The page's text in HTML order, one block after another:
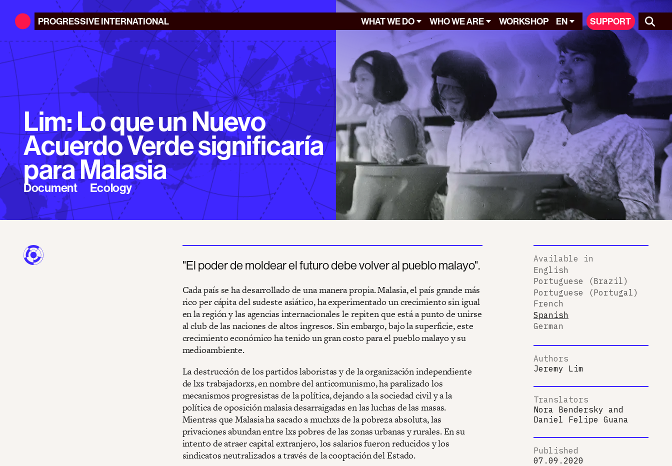
PROGRESSIVEINTERNATIONAL WHAT WE DO WHO WE ARE WORKSHOP EN SUPPORT
Lim: Lo que un Nuevo
Acuerdo Verde significaría
para Malasia
Document Ecology
"El poder de moldear el futuro debe volver al pueblo malayo".
Cada país se ha desarrollado de una manera propia. Malasia, el país grande más
rico per cápita del sudeste asiático, ha experimentado un crecimiento sin igual
en la región y las agencias internacionales le repiten que está a punto de unirse
al club de las naciones de altos ingresos. Sin embargo, bajo la superficie, este
crecimiento económico ha tenido un gran costo para el pueblo malayo y su
medioambiente.
La destrucción de los partidos laboristas y de la organización independiente
de lxs trabajadorxs, en nombre del anticomunismo, ha paralizado los
mecanismos progresistas de la política, dejando a la sociedad civil y a la
política de oposición malasia desarraigadas en las luchas de las masas.
Mientras que Malasia ha sacado a muchxs de la pobreza absoluta, las
privaciones abundan entre lxs pobres de las zonas urbanas y rurales. En su
intento de atraer capital extranjero, los salarios fueron reducidos y los
sindicatos neutralizados a través de la cooptación del Estado.
Available in
English
Portuguese (Brazil)
Portuguese (Portugal)
French
Spanish
German
Authors
Jeremy Lim
Translators
Nora Bendersky and
Daniel Felipe Guana
Published
07.09.2020